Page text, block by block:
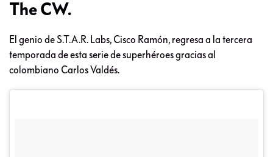
The CW.
El genio de S.T.A.R. Labs, Cisco Ramón, regresa a la tercera
temporada de esta serie de superhéroes gracias al
colombiano Carlos Valdés.